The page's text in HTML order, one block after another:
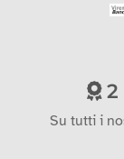
2
Su tutti i